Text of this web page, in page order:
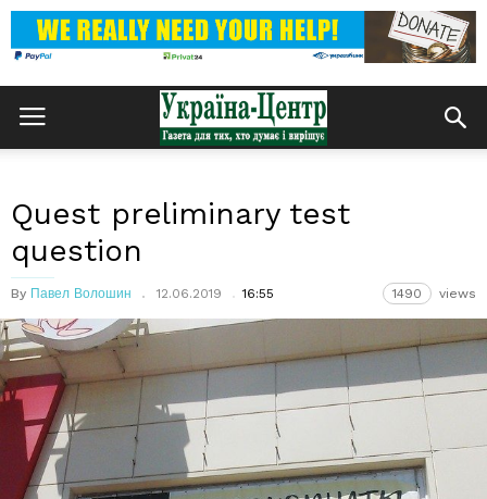
Quest preliminary test
question
By Павел Волошин 12.06.2019 16:55 1490 views